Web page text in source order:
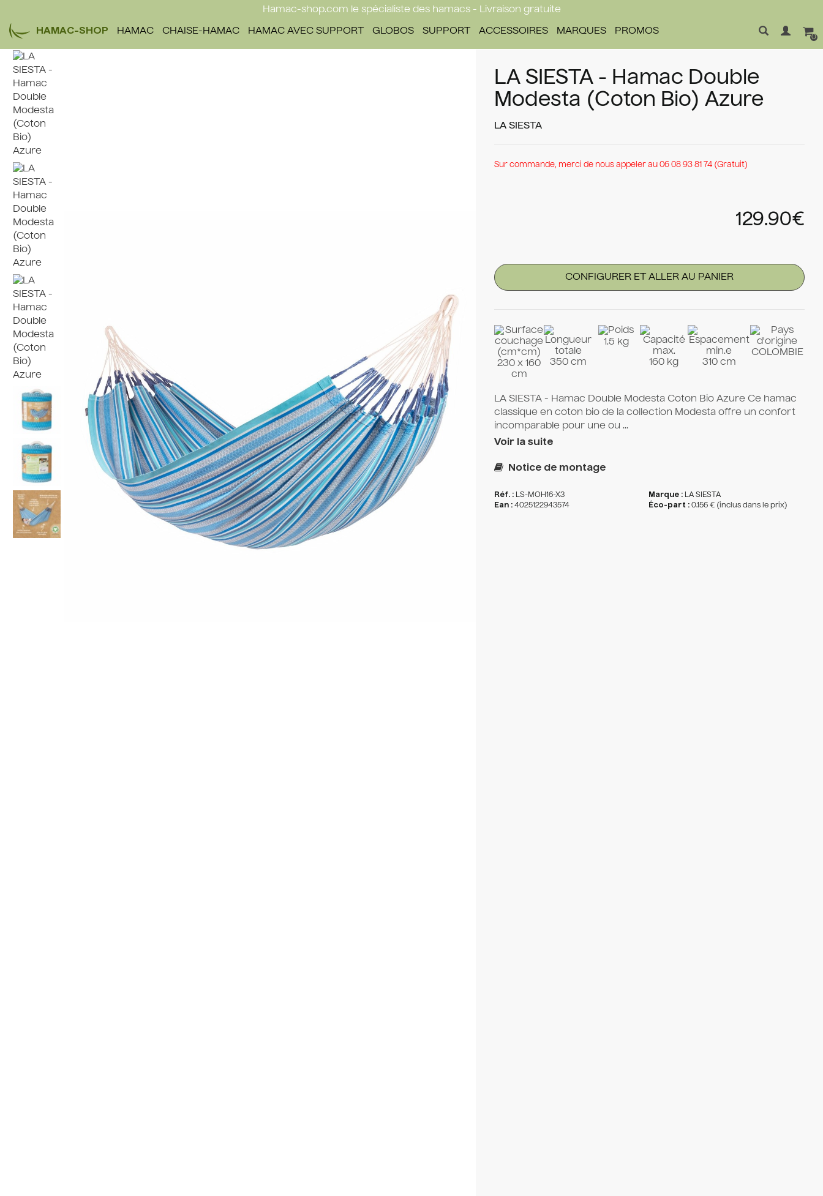
Hamac-shop.com le spécialiste des hamacs - Livraison gratuite
HAMAC-SHOP HAMAC CHAISE-HAMAC HAMAC AVEC SUPPORT GLOBOS SUPPORT ACCESSOIRES MARQUES PROMOS
0
LA SIESTA - Hamac Double
Modesta (Coton Bio) Azure
LA SIESTA
Sur commande, merci de nous appeler au 06 08 93 81 74 (Gratuit)
129.90€
CONFIGURER ET ALLER AU PANIER
230 x 160
cm
350 cm
1.5 kg
160 kg 310 cm
COLOMBIE
LA SIESTA - Hamac Double Modesta Coton Bio Azure Ce hamac
classique en coton bio de la collection Modesta offre un confort
incomparable pour une ou ...
Voir la suite
Notice de montage
Réf. : LS-MOH16-X3
Ean : 4025122943574
Marque : LA SIESTA
Éco-part : 0.156 € (inclus dans le prix)